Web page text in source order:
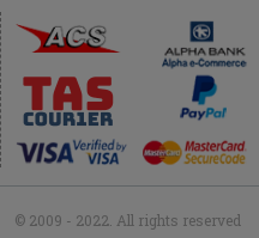
© 2009 - 2022. All rights reserved